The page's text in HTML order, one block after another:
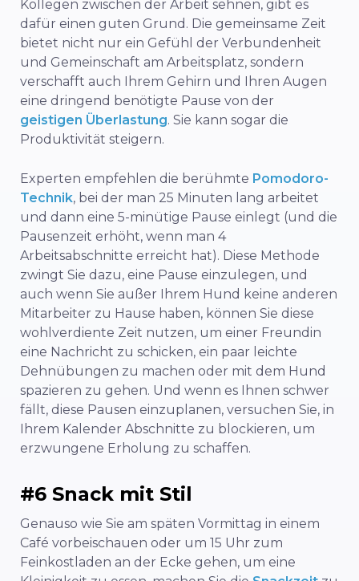
Kollegen zwischen der Arbeit sehnen, gibt es
dafür einen guten Grund. Die gemeinsame Zeit
bietet nicht nur ein Gefühl der Verbundenheit
und Gemeinschaft am Arbeitsplatz, sondern
verschafft auch Ihrem Gehirn und Ihren Augen
eine dringend benötigte Pause von der
geistigen Überlastung. Sie kann sogar die
Produktivität steigern.
Experten empfehlen die berühmte Pomodoro-
Technik, bei der man 25 Minuten lang arbeitet
und dann eine 5-minütige Pause einlegt (und die
Pausenzeit erhöht, wenn man 4
Arbeitsabschnitte erreicht hat). Diese Methode
zwingt Sie dazu, eine Pause einzulegen, und
auch wenn Sie außer Ihrem Hund keine anderen
Mitarbeiter zu Hause haben, können Sie diese
wohlverdiente Zeit nutzen, um einer Freundin
eine Nachricht zu schicken, ein paar leichte
Dehnübungen zu machen oder mit dem Hund
spazieren zu gehen. Und wenn es Ihnen schwer
fällt, diese Pausen einzuplanen, versuchen Sie, in
Ihrem Kalender Abschnitte zu blockieren, um
erzwungene Erholung zu schaffen.
#6 Snack mit Stil
Genauso wie Sie am späten Vormittag in einem
Café vorbeischauen oder um 15 Uhr zum
Feinkostladen an der Ecke gehen, um eine